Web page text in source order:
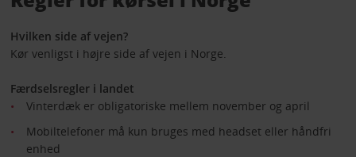
Hvilken side af vejen?
Kør venligst i højre side af vejen i Norge.
Færdselsregler i landet
Vinterdæk er obligatoriske mellem november og april
Mobiltelefoner må kun bruges med headset eller håndfri
enhed